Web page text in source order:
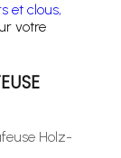
et clous,
votre
Holz-